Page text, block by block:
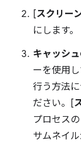
[スクリー
にします。
キャッシ
ーを使用
行う方法に
ださい。[
プロセス
サムネイル